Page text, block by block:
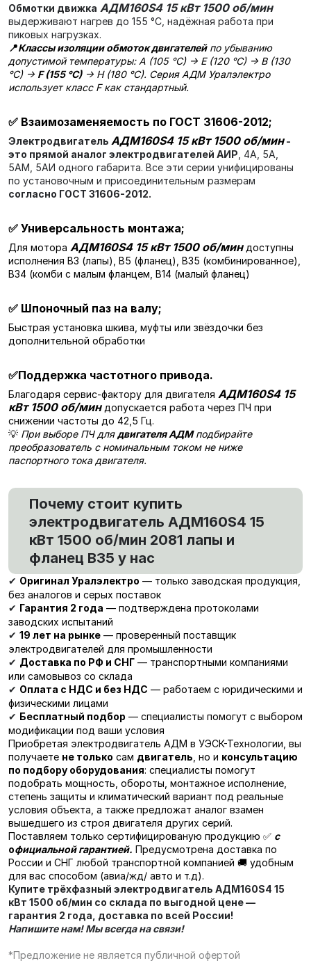
Обмотки движка АДМ160S4 15 кВт 1500 об/мин
выдерживают нагрев до 155 °C, надёжная работа при
пиковых нагрузках.
📍Классы изоляции обмоток двигателейпо убыванию
допустимой температуры: A (105 °C) → E (120 °C) → B (130
°C) → F (155 °C)→ H (180 °C). Серия АДМ Уралэлектро
использует класс F как стандартный.
✅ Взаимозаменяемость по ГОСТ 31606-2012;
Электродвигатель АДМ160S4 15 кВт 1500 об/мин-
это прямой аналог электродвигателей АИР , 4А, 5А,
5АМ, 5АИ одного габарита. Все эти серии унифицированы
по установочным и присоединительным размерам
согласно ГОСТ 31606-2012.
✅ Универсальность монтажа;
Для мотора АДМ160S4 15 кВт 1500 об/миндоступны
исполнения В3 (лапы), В5 (фланец), В35 (комбинированное),
В34 (комби с малым фланцем, В14 (малый фланец)
✅ Шпоночный паз на валу;
Быстрая установка шкива, муфты или звёздочки без
дополнительной обработки
✅Поддержка частотного привода.
Благодаря сервис-фактору для двигателя АДМ160S4 15
кВт 1500 об/мин допускается работа через ПЧ при
снижении частоты до 42,5 Гц.
💡 При выборе ПЧ длядвигателя АДМподбирайте
преобразователь с номинальным током не ниже
паспортного тока двигателя.
Почему стоит купить
электродвигатель АДМ160S4 15
кВт 1500 об/мин 2081 лапы и
фланец В35 у нас
✔ Оригинал Уралэлектро — только заводская продукция,
без аналогов и серых поставок
✔ Гарантия 2 года — подтверждена протоколами
заводских испытаний
✔ 19 лет на рынке — проверенный поставщик
электродвигателей для промышленности
✔ Доставка по РФ и СНГ — транспортными компаниями
или самовывоз со склада
✔ Оплата с НДС и без НДС — работаем с юридическими и
физическими лицами
✔ Бесплатный подбор — специалисты помогут с выбором
модификации под ваши условия
Приобретая электродвигатель АДМ в УЭСК-Технологии, вы
получаете не только сам двигатель , но и консультацию
по подбору оборудования: специалисты помогут
подобрать мощность, обороты, монтажное исполнение,
степень защиты и климатический вариант под реальные
условия объекта, а также предложат аналог взамен
вышедшего из строя двигателя других серий.
Поставляем только сертифицированую продукцию ✅ с
официальной гарантией. Предусмотрена доставка по
России и СНГ любой транспортной компанией 🚚 удобным
для вас способом (авиа/жд/ авто и т.д).
Купите трёхфазный электродвигатель АДМ160S4 15
кВт 1500 об/мин со склада по выгодной цене —
гарантия 2 года, доставка по всей России!
Напишите нам! Мы всегда на связи!
*Предложение не является публичной офертой